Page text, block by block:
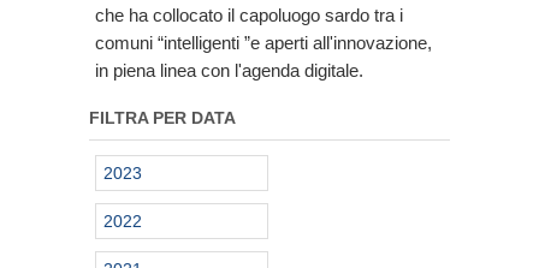
che ha collocato il capoluogo sardo tra i
comuni “intelligenti ”e aperti all'innovazione,
in piena linea con l'agenda digitale.
FILTRA PER DATA
2023
2022